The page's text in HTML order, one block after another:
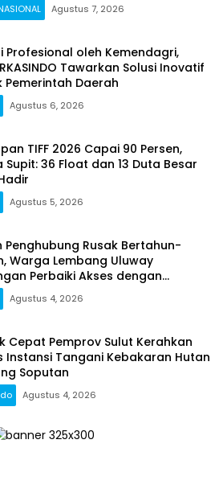
Agustus 7, 2026
Profesional oleh Kemendagri,
Tawarkan Solusi Inovatif
Pemerintah Daerah
Agustus 6, 2026
TIFF 2026 Capai 90 Persen,
Supit: 36 Float dan 13 Duta Besar
Agustus 5, 2026
Penghubung Rusak Bertahun-
Warga Lembang Uluway
Perbaiki Akses dengan
Agustus 4, 2026
Cepat Pemprov Sulut Kerahkan
Instansi Tangani Kebakaran Hutan
Soputan
Agustus 4, 2026